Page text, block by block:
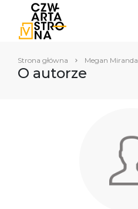
Strona główna Megan Miranda
O autorze